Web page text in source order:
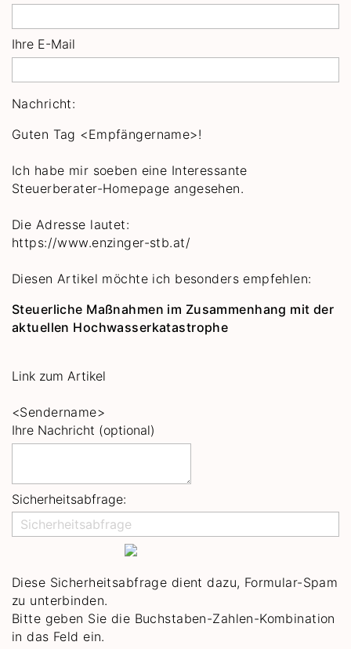
Ihre E-Mail
Nachricht:
Guten Tag <Empfängername>!
Ich habe mir soeben eine Interessante
Steuerberater-Homepage angesehen.
Die Adresse lautet:
https://www.enzinger-stb.at/
Diesen Artikel möchte ich besonders empfehlen:
Steuerliche Maßnahmen im Zusammenhang mit der
aktuellen Hochwasserkatastrophe
Link zum Artikel
<Sendername>
Ihre Nachricht (optional)
Sicherheitsabfrage:
Diese Sicherheitsabfrage dient dazu, Formular-Spam
zu unterbinden.
Bitte geben Sie die Buchstaben-Zahlen-Kombination
in das Feld ein.